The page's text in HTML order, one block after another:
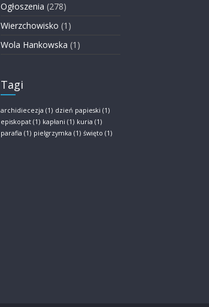
Ogłoszenia (278)
Wierzchowisko (1)
Wola Hankowska (1)
Tagi
archidiecezja (1) dzień papieski (1)
episkopat(1) kapłani (1) kuria (1)
parafia (1) pielgrzymka (1) święto (1)